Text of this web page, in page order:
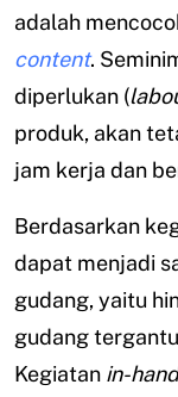
adalah
content.
diperlukan (
produk, akan
jam kerja dan
Berdasarkan
dapat menjadi
gudang, yaitu
gudang
Kegiatan in-